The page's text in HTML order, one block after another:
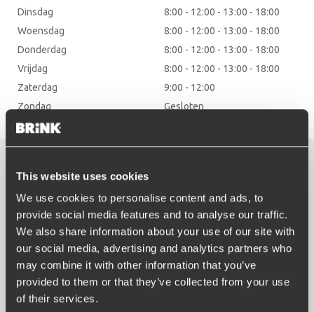
This website uses cookies
We use cookies to personalise content and ads, to
provide social media features and to analyse our traffic.
We also share information about your use of our site with
our social media, advertising and analytics partners who
may combine it with other information that you’ve
provided to them or that they’ve collected from your use
of their services.
Dinsdag
8:00 - 12:00 - 13:00 - 18:00
Woensdag
8:00 - 12:00 - 13:00 - 18:00
Donderdag
8:00 - 12:00 - 13:00 - 18:00
Vrijdag
8:00 - 12:00 - 13:00 - 18:00
Zaterdag
9:00 - 12:00
Zondag
Gesloten
Vind de juiste trekhaak
voor uw auto
Voer uw kenteken in
Selecteer het gewenste model trekhaak en kabelset
Plan een afspraak in of vraag om een prijsopgaaf